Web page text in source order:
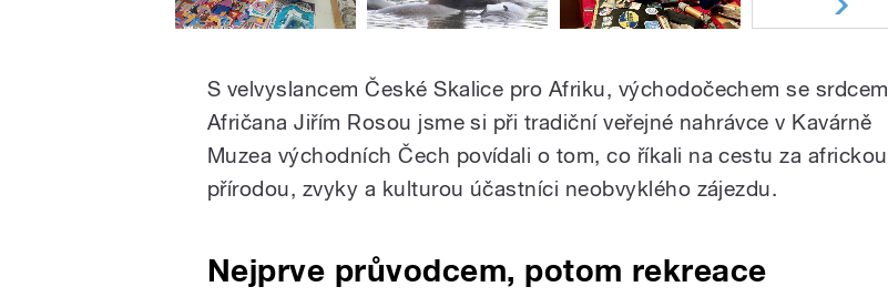
S velvyslancem České Skalice pro Afriku, východočechem se srdcem
Afričana Jiřím Rosou jsme si při tradiční veřejné nahrávce v Kavárně
Muzea východních Čech povídali o tom, co říkali na cestu za africkou
přírodou, zvyky a kulturou účastníci neobvyklého zájezdu.
Nejprve průvodcem, potom rekreace